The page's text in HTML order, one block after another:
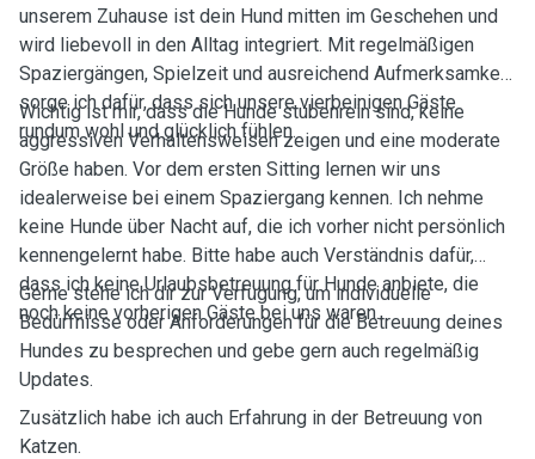
unserem Zuhause ist dein Hund mitten im Geschehen und
wird liebevoll in den Alltag integriert. Mit regelmäßigen
Spaziergängen, Spielzeit und ausreichend Aufmerksamkeit
sorge ich dafür, dass sich unsere vierbeinigen Gäste
rundum wohl und glücklich fühlen.
Wichtig ist mir, dass die Hunde stubenrein sind, keine
aggressiven Verhaltensweisen zeigen und eine moderate
Größe haben. Vor dem ersten Sitting lernen wir uns
idealerweise bei einem Spaziergang kennen. Ich nehme
keine Hunde über Nacht auf, die ich vorher nicht persönlich
kennengelernt habe. Bitte habe auch Verständnis dafür,
dass ich keine Urlaubsbetreuung für Hunde anbiete, die
noch keine vorherigen Gäste bei uns waren.
Gerne stehe ich dir zur Verfügung, um individuelle
Bedürfnisse oder Anforderungen für die Betreuung deines
Hundes zu besprechen und gebe gern auch regelmäßig
Updates.
Zusätzlich habe ich auch Erfahrung in der Betreuung von
Katzen.